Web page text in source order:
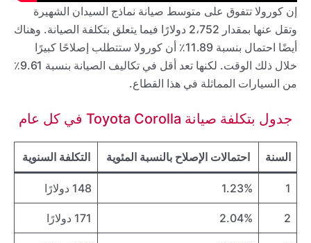
إن كورولا تتفوق على متوسط صيانة نماذج السيدان الشهيرة
وتقل عنها بمقدار 2،752 دولارًا فيما يتعلق بتكلفة الصيانة. وهناك
أيضًا احتمال بنسبة 11.89٪ أن كورولا ستتطلب إصلاحًا كبيرًا
خلال ذلك الوقت. لكنها تعد أقل في تكاليف الصيانة بنسبة 9.61٪
من السيارات المماثلة في هذا القطاع.
جدول بتكلفة صيانة Toyota Corolla في كل عام
السنة احتمالات الإصلاح بالنسبة المئوية التكلفة السنوية
1
1.23% 148 دولارًا
2
2.04% 171 دولارًا